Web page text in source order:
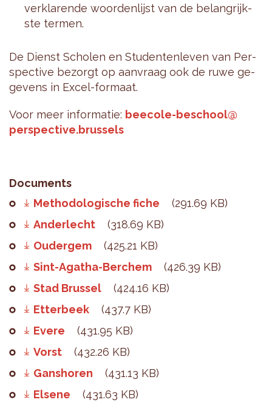
ver­kla­ren­de woor­den­lijst van de be­lang­rijk­
ste ter­men.
De Dienst Scho­len en Stu­den­ten­le­ven van Per­
spec­ti­ve be­zorgt op aan­vraag ook de ruwe ge­
ge­vens in Excel-for­maat.
Voor meer in­for­ma­tie: beeco­le-be­school@​
perspective.​brussels
Documents
Methodologische fiche
(291.69 KB)
Anderlecht
(318.69 KB)
Oudergem
(425.21 KB)
Sint-Agatha-Berchem
(426.39 KB)
Stad Brussel
(424.16 KB)
Etterbeek
(437.7 KB)
Evere
(431.95 KB)
Vorst
(432.26 KB)
Ganshoren
(431.13 KB)
Elsene
(431.63 KB)